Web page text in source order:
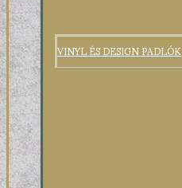
VINYL ÉS DESIGN PADLÓK